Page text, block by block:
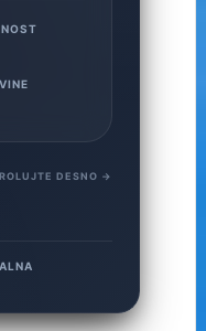
DESNO →